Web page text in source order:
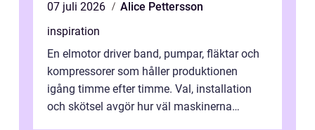
07 juli 2026
Alice Pettersson
inspiration
En elmotor driver band, pumpar, fläktar och
kompressorer som håller produktionen
igång timme efter timme. Val, installation
och skötsel avgör hur väl maskinerna